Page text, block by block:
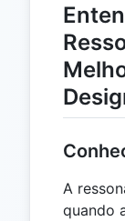
A
quando